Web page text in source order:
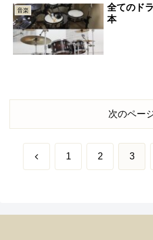
音楽
全てのド
本
次のペー
前 1 2 3